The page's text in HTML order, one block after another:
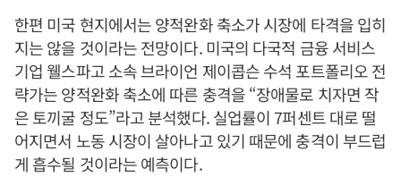
한편 미국 현지에서는 양적완화 축소가 시장에 타격을 입히
지는 않을 것이라는 전망이다. 미국의 다국적 금융 서비스
기업 웰스파고 소속 브라이언 제이콥슨 수석 포트폴리오 전
략가는 양적완화 축소에 따른 충격을 “장애물로 치자면 작
은 토끼굴 정도”라고 분석했다. 실업률이 7퍼센트 대로 떨
어지면서 노동 시장이 살아나고 있기 때문에 충격이 부드럽
게 흡수될 것이라는 예측이다.